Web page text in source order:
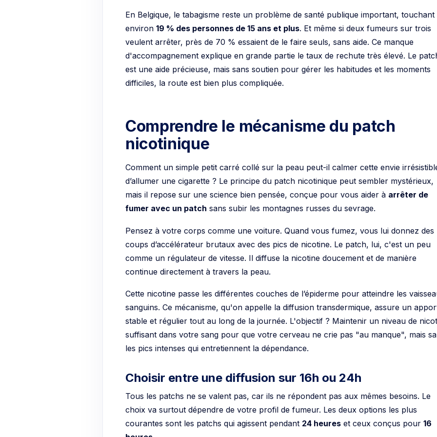
En Belgique, le tabagisme reste un problème de santé publique important, touchant
environ 19 % des personnes de 15 ans et plus. Et même si deux fumeurs sur trois
veulent arrêter, près de 70 % essaient de le faire seuls, sans aide. Ce manque
d'accompagnement explique en grande partie le taux de rechute très élevé. Le
est une aide précieuse, mais sans soutien pour gérer les habitudes et les moments
difficiles, la route est bien plus compliquée.
Comprendre le mécanisme du patch
nicotinique
Comment un simple petit carré collé sur la peau peut-il calmer cette envie
d’allumer une cigarette ? Le principe du patch nicotinique peut sembler mystérieux,
mais il repose sur une science bien pensée, conçue pour vous aider à arrêter de
fumer avec un patch sans subir les montagnes russes du sevrage.
Pensez à votre corps comme une voiture. Quand vous fumez, vous lui donnez des
coups d’accélérateur brutaux avec des pics de nicotine. Le patch, lui, c'est un peu
comme un régulateur de vitesse. Il diffuse la nicotine doucement et de manière
continue directement à travers la peau.
Cette nicotine passe les différentes couches de l’épiderme pour atteindre les
sanguins. Ce mécanisme, qu'on appelle la diffusion transdermique, assure un
stable et régulier tout au long de la journée. L'objectif ? Maintenir un niveau de
suffisant dans votre sang pour que votre cerveau ne crie pas "au manque", mais
les pics intenses qui entretiennent la dépendance.
Choisir entre une diffusion sur 16h ou 24h
Tous les patchs ne se valent pas, car ils ne répondent pas aux mêmes besoins. Le
choix va surtout dépendre de votre profil de fumeur. Les deux options les plus
courantes sont les patchs qui agissent pendant 24 heures et ceux conçus pour 16